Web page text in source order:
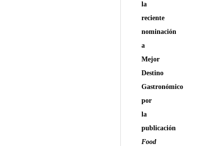
la
reciente
nominación
a
Mejor
Destino
Gastronómico
por
la
publicación
Food